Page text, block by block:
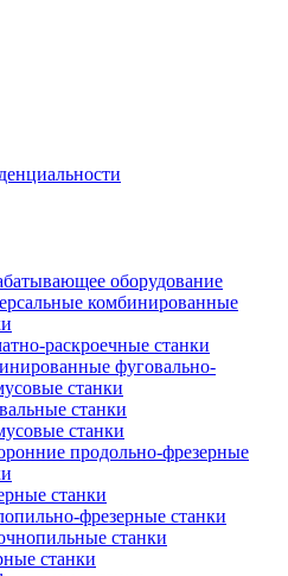
оборудование
комбинированные
раскроечные станки
фуговально-
станки
станки
станки
продольно-фрезерные
станки
фрезерные станки
станки
станки